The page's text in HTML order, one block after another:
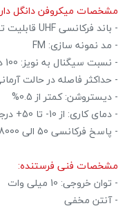
مشخصات میکروفن دانگل دار U110:
- باند فرکانسی UHF قابلیت تغییر فرکانس از 600 تا 650 MHz
- مد نمونه سازی: FM
- نسبت سیگنال به نویز: 100 دسی بل
- حداکثر فاصله در حالت آرمانی: 40 متر بصورت شعاع
- دیستروشن: کمتر از 0.5%
- دمای کاری: از 10- تا 50+ درجه سانتیگراد
- پاسخ فرکانسی 50 الی 18000 هرتز
مشخصات فنی فرستنده:
- توان خروجی: 10 میلی وات
- آنتن مخفی